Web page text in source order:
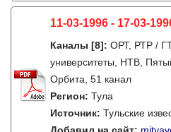
11-03-1996 - 17-03-
Каналы [8]: ОРТ, РТР /
университеты, НТВ,
Орбита, 51 канал
Регион: Тула
Источник: Тульские